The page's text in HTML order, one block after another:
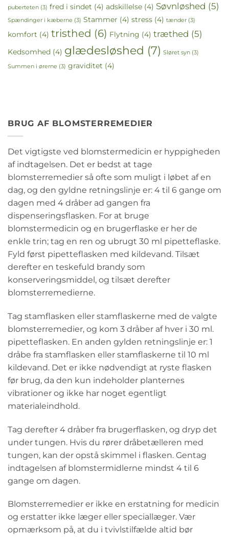
puberteten (3) fred i sindet (4) adskillelse (4) Søvnløshed (5)
Spændinger i kæberne (3) Stammer (4) stress (4) tænder (3)
komfort (4) tristhed (6) Flytning (4) træthed (5)
Kedsomhed (4) glædesløshed (7) Sløret syn (3)
Summen i ørerne (3) graviditet (4)
BRUG AF BLOMSTERREMEDIER
Det vigtigste ved blomstermedicin er hyppigheden
af indtagelsen. Det er bedst at tage
blomsterremedier så ofte som muligt i løbet af en
dag, og den gyldne retningslinje er: 4 til 6 gange om
dagen med 4 dråber ad gangen fra
dispenseringsflasken. For at bruge
blomstermedicin og en brugerflaske er her de
enkle trin; tag en ren og ubrugt 30 ml pipetteflaske.
Fyld først pipetteflasken med kildevand. Tilsæt
derefter en teskefuld brandy som
konserveringsmiddel, og tilsæt derefter
blomsterremedierne.
Tag stamflasken eller stamflaskerne med de valgte
blomsterremedier, og kom 3 dråber af hver i 30 ml.
pipetteflasken. En anden gylden retningslinje er: 1
dråbe fra stamflasken eller stamflaskerne til 10 ml
kildevand. Det er ikke nødvendigt at ryste flasken
før brug, da den kun indeholder planternes
vibrationer og ikke har noget egentligt
materialeindhold.
Tag derefter 4 dråber fra brugerflasken, og dryp det
under tungen. Hvis du rører dråbetælleren med
tungen, kan der opstå skimmel i flasken. Gentag
indtagelsen af blomstermidlerne mindst 4 til 6
gange om dagen.
Blomsterremedier er ikke en erstatning for medicin
og erstatter ikke læger eller speciallæger. Vær
opmærksom på, at du i tvivlstilfælde altid bør